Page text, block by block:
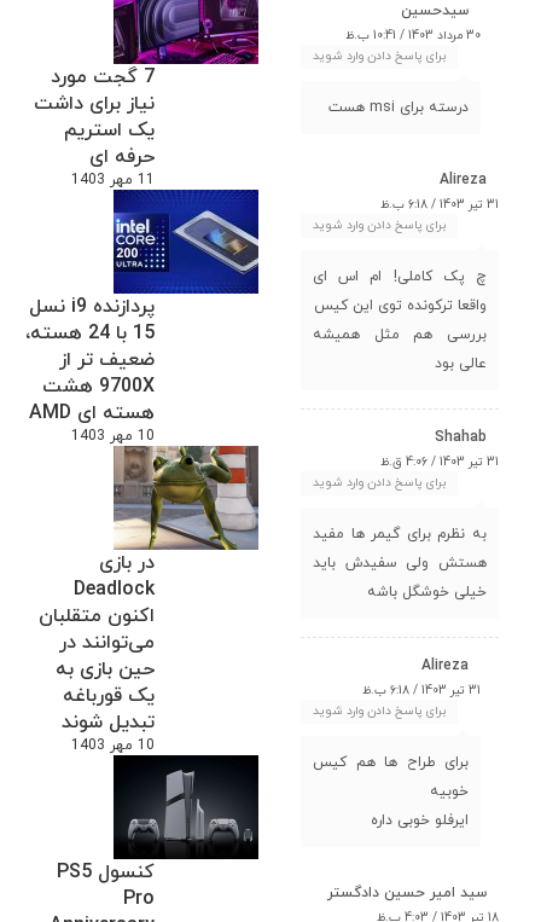
7 گجت مورد
نیاز برای داشت
یک استریم
حرفه ای
11 مهر 1403
پردازنده i9 نسل
15 با 24 هسته،
ضعیف تر از
9700X هشت
هسته ای AMD
10 مهر 1403
در بازی
Deadlock
اکنون متقلبان
می‌توانند در
حین بازی به
یک قورباغه
تبدیل شوند
10 مهر 1403
کنسول PS5
Pro
سیدحسین
30 مرداد 1403 / 10:41 ب.ظ
برای پاسخ دادن وارد شوید
درسته برای msi هست
Alireza
31 تیر 1403 / 6:18 ب.ظ
برای پاسخ دادن وارد شوید
چ پک کاملی! ام اس ای
واقعا ترکونده توی این کیس
بررسی هم مثل همیشه
عالی بود
Shahab
31 تیر 1403 / 4:06 ق.ظ
برای پاسخ دادن وارد شوید
به نظرم برای گیمر ها مفید
هستش ولی سفیدش باید
خیلی خوشگل باشه
Alireza
31 تیر 1403 / 6:18 ب.ظ
برای پاسخ دادن وارد شوید
برای طراح ها هم کیس
خوبیه
ایرفلو خوبی داره
سید امیر حسین دادگستر
18 تیر 1403 / 4:03 ب.ظ